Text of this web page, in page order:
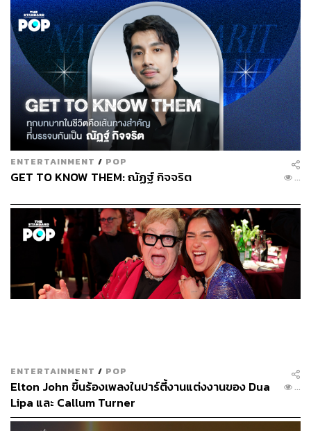
ENTERTAINMENT / POP
GET TO KNOW THEM: ณัฏฐ์ กิจจริต ...
ENTERTAINMENT / POP
Elton John ขึ้นร้องเพลงในปาร์ตี้งานแต่งงานของ Dua
Lipa และ Callum Turner
...